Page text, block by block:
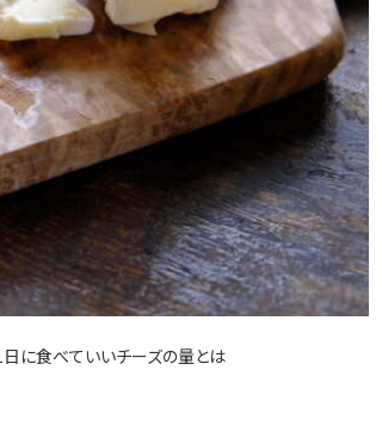
日に食べていいチーズの量とは